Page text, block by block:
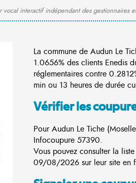
vocal interactif indépendant des gestionnaires
La commune de Audun Le
1.0656% des clients Enedis
réglementaires contre
min ou 13 heures de durée
Vérifier les
Pour Audun Le Tiche
Infocoupure 57390.
Vous pouvez consulter la
09/08/2026 sur leur site en